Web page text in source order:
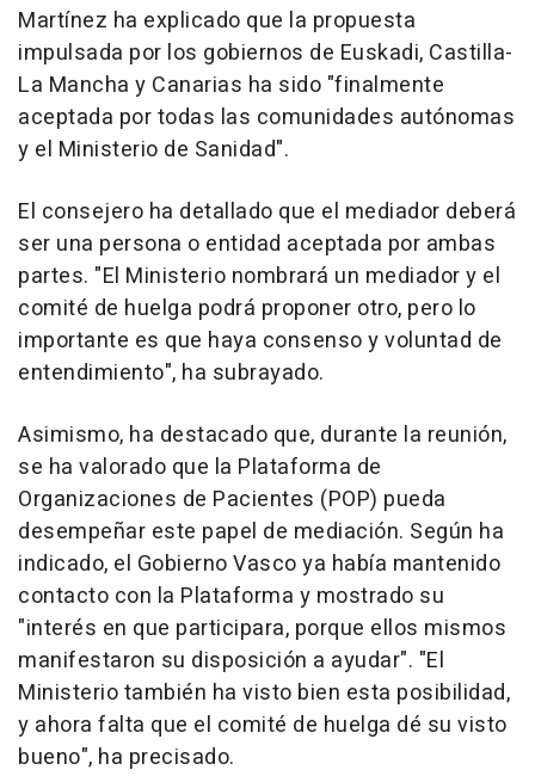
Martínez ha explicado que la propuesta
impulsada por los gobiernos de Euskadi, Castilla-
La Mancha y Canarias ha sido "finalmente
aceptada por todas las comunidades autónomas
y el Ministerio de Sanidad".
El consejero ha detallado que el mediador deberá
ser una persona o entidad aceptada por ambas
partes. "El Ministerio nombrará un mediador y el
comité de huelga podrá proponer otro, pero lo
importante es que haya consenso y voluntad de
entendimiento", ha subrayado.
Asimismo, ha destacado que, durante la reunión,
se ha valorado que la Plataforma de
Organizaciones de Pacientes (POP) pueda
desempeñar este papel de mediación. Según ha
indicado, el Gobierno Vasco ya había mantenido
contacto con la Plataforma y mostrado su
"interés en que participara, porque ellos mismos
manifestaron su disposición a ayudar". "El
Ministerio también ha visto bien esta posibilidad,
y ahora falta que el comité de huelga dé su visto
bueno", ha precisado.